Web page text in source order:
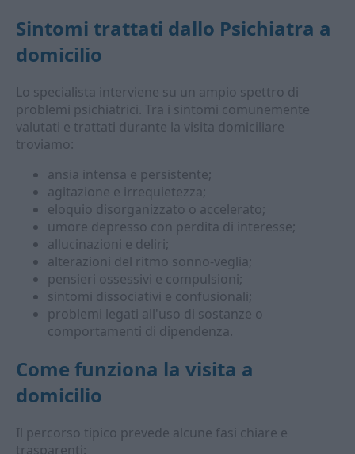
Sintomi trattati dallo Psichiatra a
domicilio
Lo specialista interviene su un ampio spettro di
problemi psichiatrici. Tra i sintomi comunemente
valutati e trattati durante la visita domiciliare
troviamo:
ansia intensa e persistente;
agitazione e irrequietezza;
eloquio disorganizzato o accelerato;
umore depresso con perdita di interesse;
allucinazioni e deliri;
alterazioni del ritmo sonno-veglia;
pensieri ossessivi e compulsioni;
sintomi dissociativi e confusionali;
problemi legati all'uso di sostanze o
comportamenti di dipendenza.
Come funziona la visita a
domicilio
Il percorso tipico prevede alcune fasi chiare e
trasparenti: